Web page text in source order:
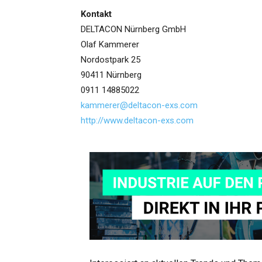
Kontakt
DELTACON Nürnberg GmbH
Olaf Kammerer
Nordostpark 25
90411 Nürnberg
0911 14885022
kammerer@deltacon-exs.com
http://www.deltacon-exs.com